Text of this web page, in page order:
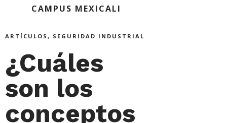
CAMPUS MEXICALI
ARTÍCULOS , SEGURIDAD INDUSTRIAL
¿Cuáles
son los
conceptos